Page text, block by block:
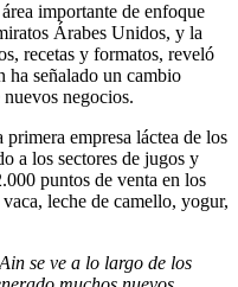
importante de enfoque
Árabes Unidos, y la
recetas y formatos, reveló
señalado un cambio
negocios.
empresa láctea de los
a los sectores de jugos y
puntos de venta en los
leche de camello, yogur,
se ve a lo largo de los